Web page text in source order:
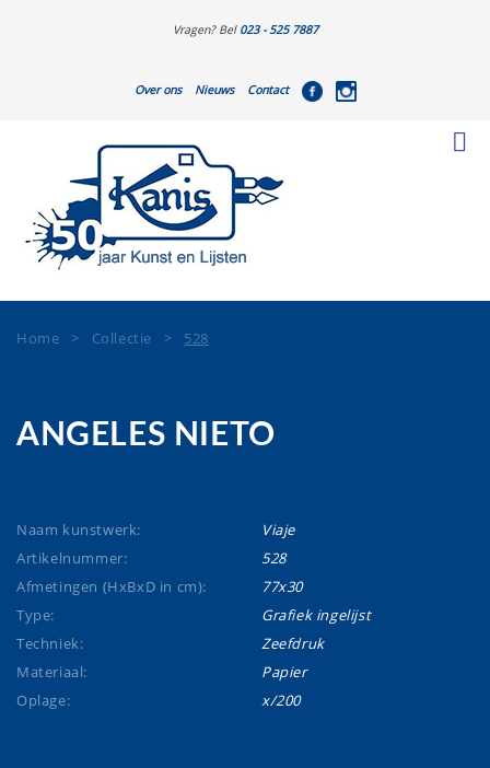
Vragen? Bel 023 - 525 7887
Over ons Nieuws Contact
Home > Collectie > 528
ANGELES NIETO
Naam kunstwerk:
Viaje
Artikelnummer:
528
Afmetingen (HxBxD in cm):
77x30
Type:
Grafiek ingelijst
Techniek:
Zeefdruk
Materiaal:
Papier
Oplage:
x/200